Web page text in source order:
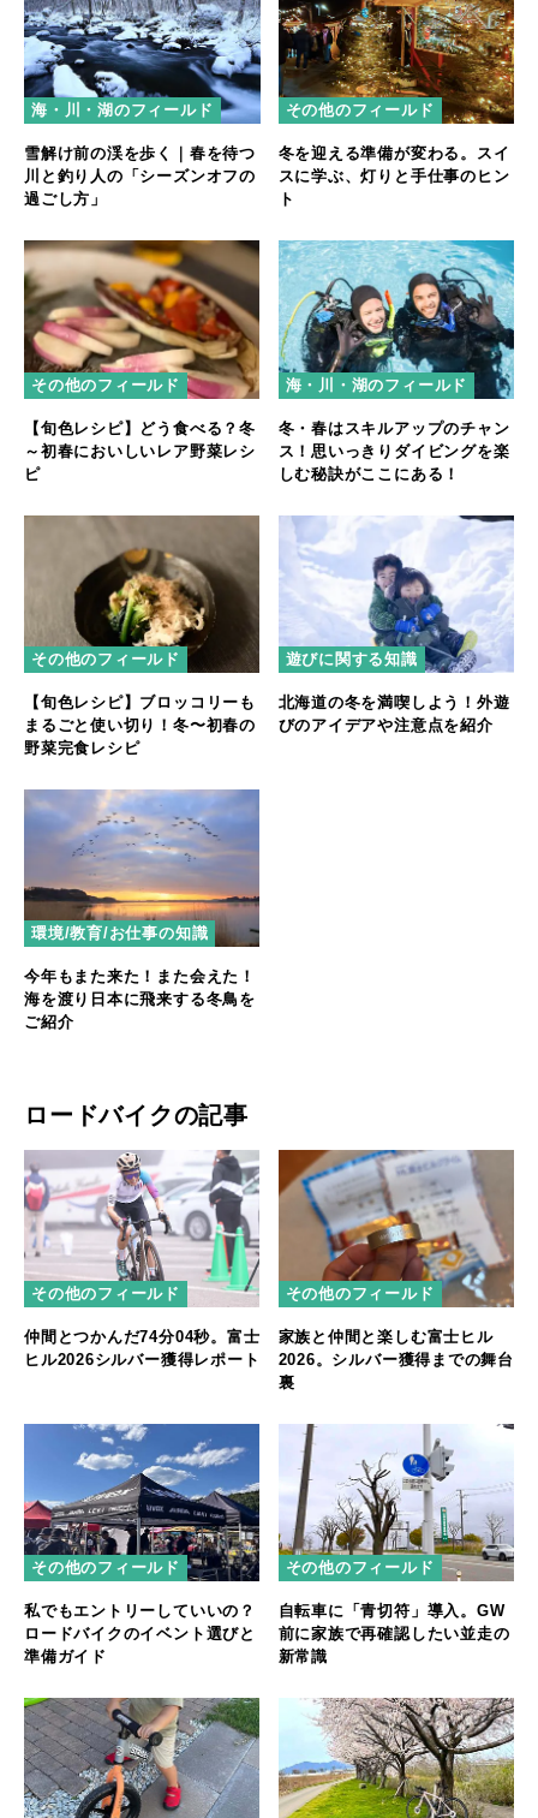
海・川・湖のフィールド
雪解け前の渓を歩く｜春を待つ
川と釣り人の「シーズンオフの
過ごし方」
その他のフィールド
冬を迎える準備が変わる。スイ
スに学ぶ、灯りと手仕事のヒン
ト
その他のフィールド
【旬色レシピ】どう食べる？冬
～初春においしいレア野菜レシ
ピ
海・川・湖のフィールド
冬・春はスキルアップのチャン
ス！思いっきりダイビングを楽
しむ秘訣がここにある！
その他のフィールド
【旬色レシピ】ブロッコリーも
まるごと使い切り！冬〜初春の
野菜完食レシピ
遊びに関する知識
北海道の冬を満喫しよう！外遊
びのアイデアや注意点を紹介
環境/教育/お仕事の知識
今年もまた来た！また会えた！
海を渡り日本に飛来する冬鳥を
ご紹介
ロードバイクの記事
その他のフィールド
仲間とつかんだ74分04秒。富士
ヒル2026シルバー獲得レポート
その他のフィールド
家族と仲間と楽しむ富士ヒル
2026。シルバー獲得までの舞台
裏
その他のフィールド
私でもエントリーしていいの？
ロードバイクのイベント選びと
準備ガイド
その他のフィールド
自転車に「青切符」導入。GW
前に家族で再確認したい並走の
新常識